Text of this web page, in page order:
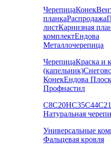
ЧерепицаКонек
планкаРаспродажа
листКарнизная
комплектЕндова
Металлочерепица
ЧерепицаКраска и
(капельник)
КонекЕндова
Профнастил
С8С20НС35С44С21
Натуральная
Универсальные
Фальцевая кровля